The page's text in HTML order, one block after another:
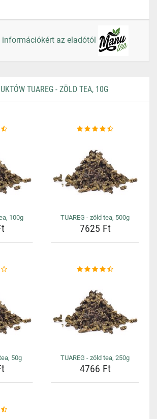
az eladótól
TUAREG - ZÖLD TEA, 10G
100g TUAREG - zöld tea, 500g
7625 Ft
50g TUAREG - zöld tea, 250g
4766 Ft